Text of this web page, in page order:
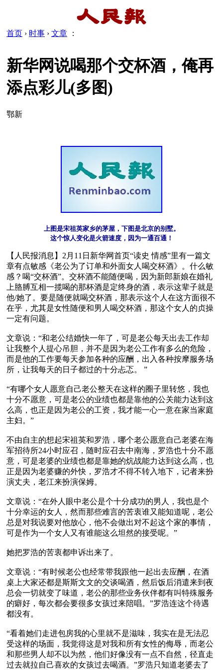
首页 › 时事 › 文章 ：
新华网说喝那个交杯酒，俺再
添点彩儿(多图)
鄂新
上图是宋祖英家乡的茅屋，下图是北京的别墅。
这个惊人变化是火箭速度，因为一通百通！
【人民报消息】2月11日新华网首页“读史 情感”里有一篇文
章有点敏感《老公为了订单和外面女人喝交杯酒》。什么敏
感？喝“交杯酒”。交杯酒不能随便喝，因为新郎新娘在婚礼
上胳膊互相一揽喝的那杯酒是定终身的酒，表示这辈子就是
他/她了。要是随便就喝交杯酒，那表示这个人在这方面很不
在乎，尤其是女性随便和男人喝交杯酒，那这个女人的贞操
一定有问题。
文章说：“和老公结婚快一年了，可是老公每天出去工作却
让我整个人提心吊胆，并不是因为老公工作有多么的危险，
而是他的工作要每天参加各种的应酬，出入各种按摩服务场
所，让我每天的日子都过的十分忐忑。 ”
“有哪个女人愿意自己老公整天在这样的圈子里转悠，我也
十分不愿意，可是老公的业绩也都是靠他的公关能力达到这
么高，也正是因为老公的工资，我才能一心一意在家当家庭
主妇。”
不由自主的想起宋祖英和罗浩，哪个老公愿意自己老婆在海
军招待所24小时应召，随时应召去中南海，罗浩也十分不愿
意，可是老婆的业绩也都是靠她的炕战能力达到这么高，也
正是因为老婆赚的外快，罗浩才不得不转入地下，记者来扮
演丈夫，老江来扮演保姆。
文章说：“在外人眼中老公是个十分成功的男人，我也是个
十分幸运的女人，然而那些难言的苦衷谁又能知道呢，老公
总是对我说要对他放心，他不会做出对不起这个家的事情，
可是作为一个女人又有谁能这么坦然的接受呢。”
她把罗浩的苦衷都申诉出来了。
文章说：“有时候老公也经常带我跟他一起出去应酬，在酒
桌上大家还都是斯斯文文的交谈喝酒，然后饭后消遣来到夜
总会一切就变了味道，老公的那些业务伙伴都有叫特殊服务
的癖好，每次都会要很多女孩过来陪唱。”罗浩连这个待遇
都没有。
“看着她们走进包房我的心里就不是滋味，我实在是无法忍
受这样的场面，我觉得这是对我和所有女性的侮辱，而老公
和那些男人却不以为然，他们好像没有一点不自然，径直走
过去就拉自己喜欢的女孩过去喝酒。”罗浩只知道老婆去了